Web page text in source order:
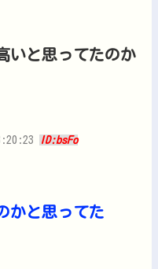
いと思ってたのか
ID:bsFo
かと思ってた